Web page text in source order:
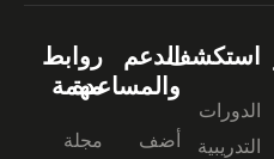
استكشف
الدورات
التدريبية
الدعم
والمساعدة
أضف
روابط
مهمة
مجلة